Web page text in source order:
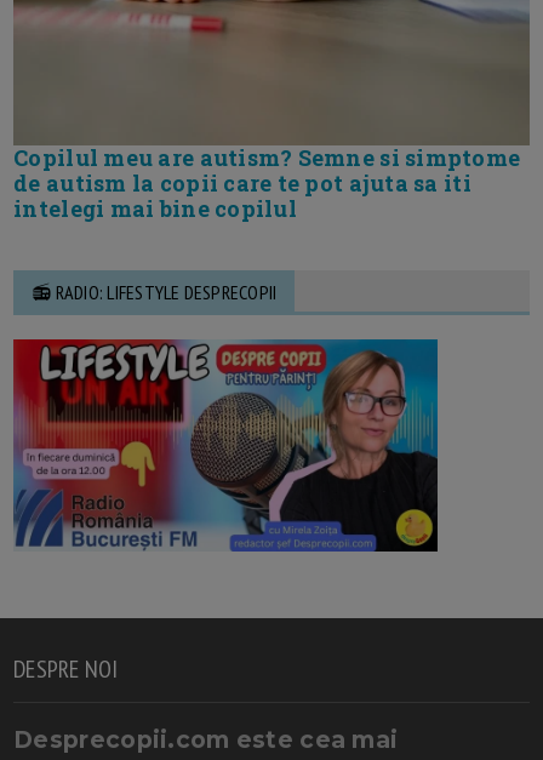
Copilul meu are autism? Semne si simptome
de autism la copii care te pot ajuta sa iti
intelegi mai bine copilul
📻 RADIO: LIFESTYLE DESPRECOPII
DESPRE NOI
Desprecopii.com este cea mai